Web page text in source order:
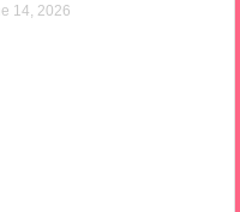
14, 2026